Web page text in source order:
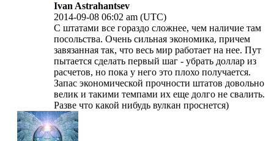
Ivan Astrahantsev
2014-09-08 06:02 am (UTC)
С штатами все гораздо сложнее, чем наличие там
посольства. Очень сильная экономика, причем
завязанная так, что весь мир работает на нее. Пут
пытается сделать первый шаг - убрать доллар из
расчетов, но пока у него это плохо получается.
Запас экономической прочности штатов довольно
велик и такими темпами их еще долго не свалить.
Разве что какой нибудь вулкан проснется)